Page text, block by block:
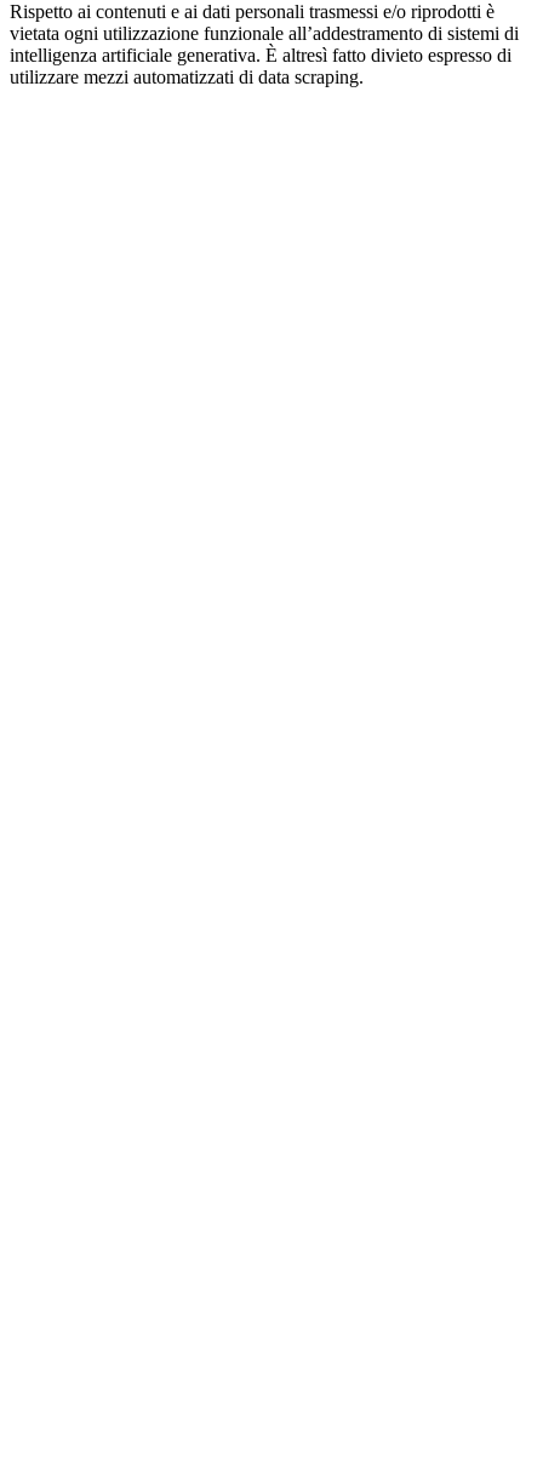
Rispetto ai contenuti e ai dati personali trasmessi e/o riprodotti è
vietata ogni utilizzazione funzionale all’addestramento di sistemi di
intelligenza artificiale generativa. È altresì fatto divieto espresso di
utilizzare mezzi automatizzati di data scraping.